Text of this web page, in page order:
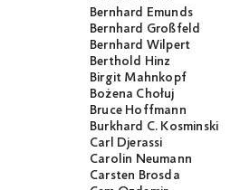
Bernhard Emunds
Bernhard Großfeld
Bernhard Wilpert
Berthold Hinz
Birgit Mahnkopf
Bożena Chołuj
Bruce Hoffmann
Burkhard C. Kosminski
Carl Djerassi
Carolin Neumann
Carsten Brosda